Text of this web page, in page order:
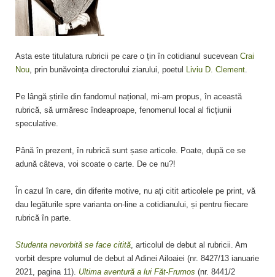
Asta este titulatura rubricii pe care o țin în cotidianul sucevean Crai
Nou , prin bunăvoința directorului ziarului, poetul Liviu D. Clement
Pe lângă știrile din fandomul național, mi-am propus, în această
rubrică, să urmăresc îndeaproape, fenomenul local al ficțiunii
speculative.
Până în prezent, în rubrică sunt șase articole. Poate, după ce se
adună câteva, voi scoate o carte. De ce nu?!
În cazul în care, din diferite motive, nu ați citit articolele pe print, vă
dau legăturile spre varianta on-line a cotidianului, și pentru fiecare
rubrică în parte.
Studenta nevorbită se face citită , articolul de debut al rubricii. Am
vorbit despre volumul de debut al Adinei Ailoaiei (nr. 8427/13 ianuarie
2021, pagina 11). Ultima aventură a lui Făt-Frumos (nr. 8441/2